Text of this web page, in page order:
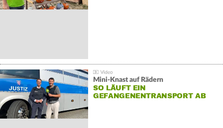
Mini-Knast auf Rädern
SO LÄUFT EIN
GEFANGENENTRANSPORT AB